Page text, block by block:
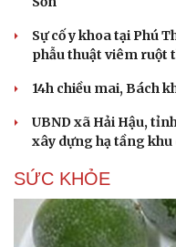
Săn Tour
check-in
Sự cố y khoa tại Phú
phẫu thuật viêm ruột
14h chiều mai, Bách
UBND xã Hải Hậu,
xây dựng hạ tầng khu
SỨC KHỎE